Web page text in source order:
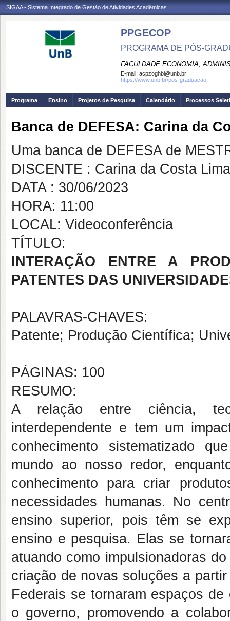
SIGAA - Sistema Integrado de Gestão de Atividades Acadêmicas
PPGECOP
PROGRAMA DE PÓS-
FACULDADE ECONOMIA,
E-mail: acpzoghbi@unb.br
https://www.unb.br/pos-graduacao
Programa Ensino Projetos de Pesquisa Calendário Processos
Banca de DEFESA: Carina da
Uma banca de DEFESA de
DISCENTE : Carina da Costa Lima
DATA : 30/06/2023
HORA: 11:00
LOCAL: Videoconferência
TÍTULO:
INTERAÇÃO ENTRE A
PATENTES DAS
PALAVRAS-CHAVES:
Patente; Produção Científica;
PÁGINAS: 100
RESUMO:
A relação entre ciência,
interdependente e tem um
conhecimento sistematizado
mundo ao nosso redor,
conhecimento para criar
necessidades humanas. No
ensino superior, pois têm se
ensino e pesquisa. Elas se
atuando como impulsionadoras
criação de novas soluções a
Federais se tornaram espaços
o governo, promovendo a